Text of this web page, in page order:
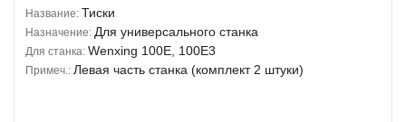
Название: Тиски
Назначение: Для универсального станка
Для станка: Wenxing 100E, 100E3
Примеч.: Левая часть станка (комплект 2 штуки)